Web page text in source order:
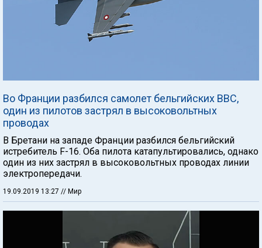
Во Франции разбился самолет бельгийских ВВС,
один из пилотов застрял в высоковольтных
проводах
В Бретани на западе Франции разбился бельгийский
истребитель F-16. Оба пилота катапультировались, однако
один из них застрял в высоковольтных проводах линии
электропередачи.
19.09.2019 13:27 // Мир